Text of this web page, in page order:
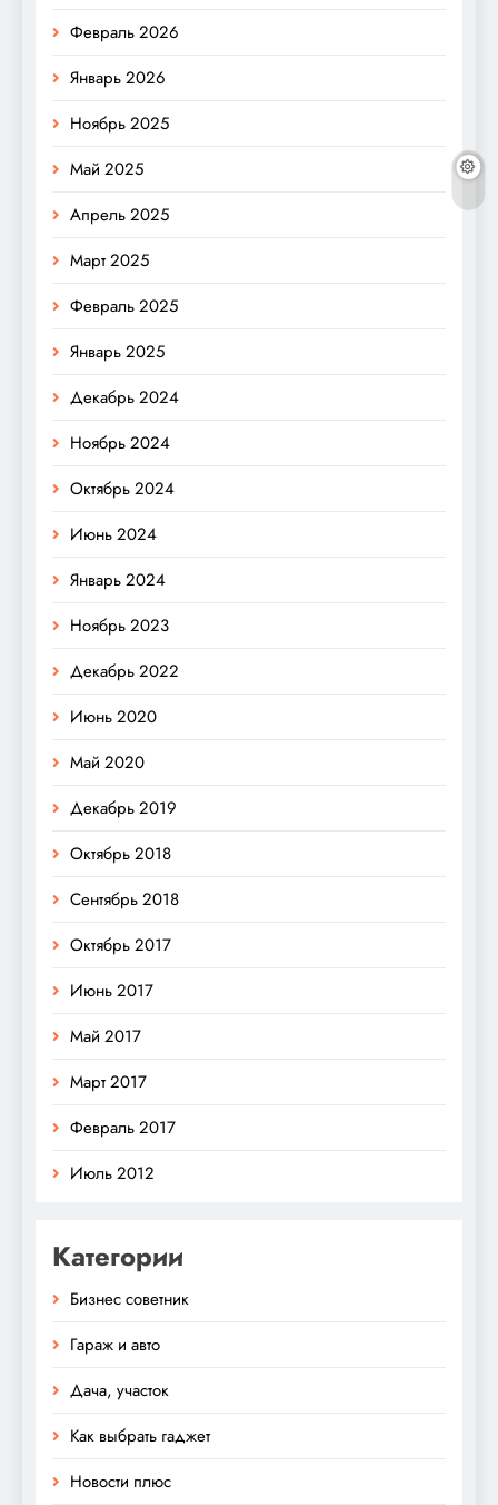
Февраль 2026
Январь 2026
Ноябрь 2025
Май 2025
Апрель 2025
Март 2025
Февраль 2025
Январь 2025
Декабрь 2024
Ноябрь 2024
Октябрь 2024
Июнь 2024
Январь 2024
Ноябрь 2023
Декабрь 2022
Июнь 2020
Май 2020
Декабрь 2019
Октябрь 2018
Сентябрь 2018
Октябрь 2017
Июнь 2017
Май 2017
Март 2017
Февраль 2017
Июль 2012
Категории
Бизнес советник
Гараж и авто
Дача, участок
Как выбрать гаджет
Новости плюс